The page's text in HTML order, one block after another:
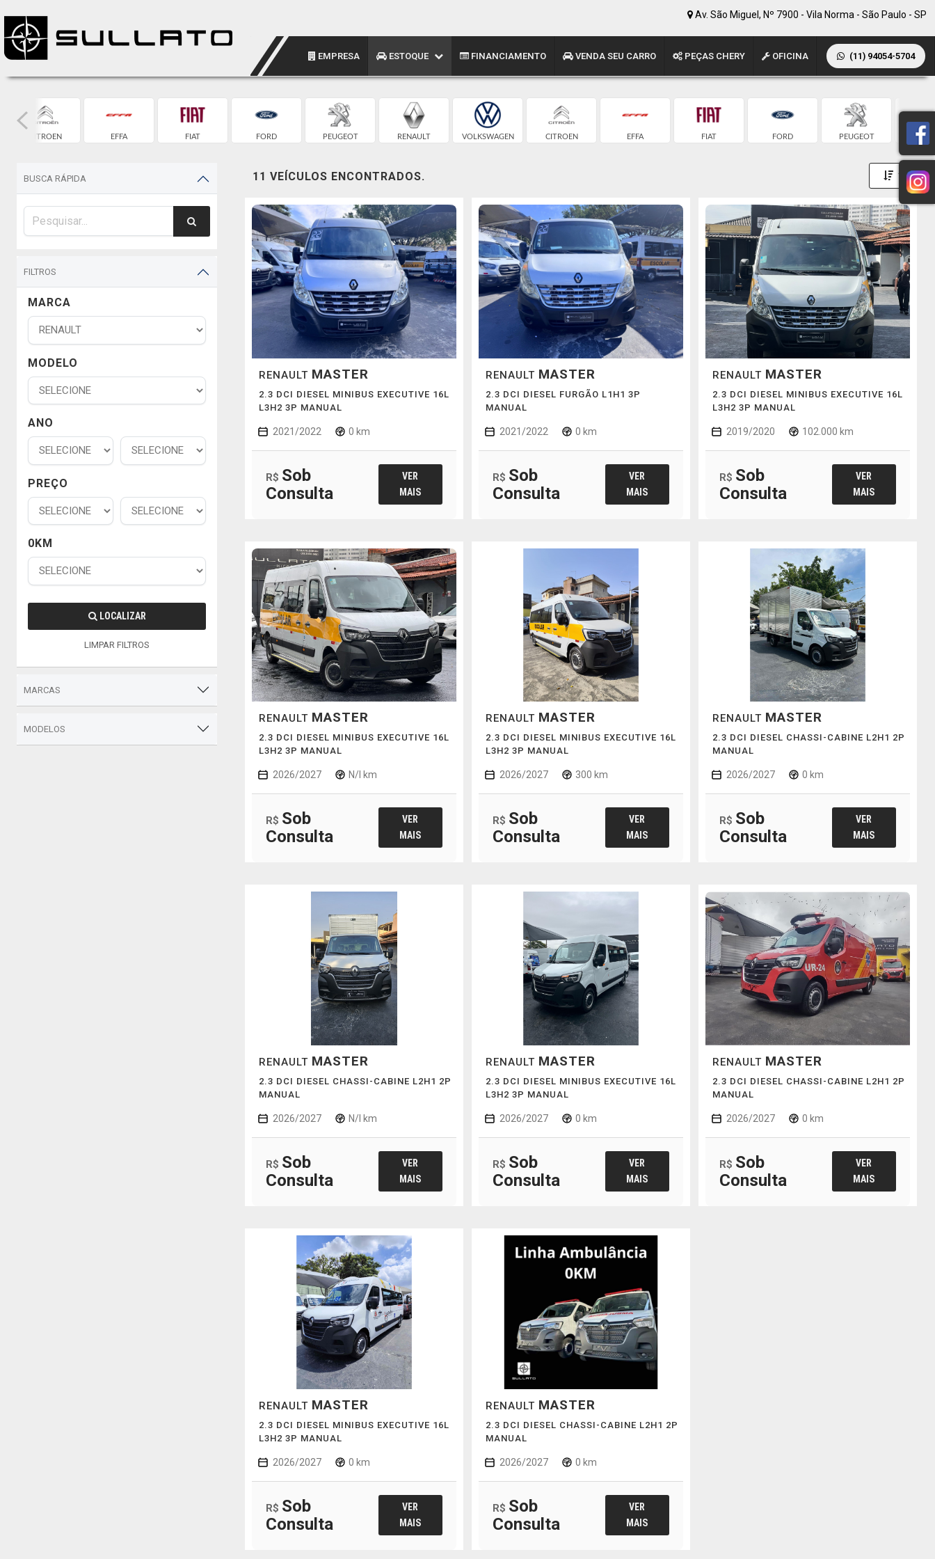
Av. São Miguel, Nº 7900 - Vila Norma - São Paulo - SP
EMPRESA ESTOQUE FINANCIAMENTO VENDA SEU CARRO PEÇAS CHERY OFICINA (11) 94054-5704
CITROEN EFFA FIAT FORD PEUGEOT RENAULT VOLKSWAGEN CITROEN EFFA FIAT FORD PEUGEOT
BUSCA RÁPIDA
FILTROS
MARCA
MODELO
ANO
PREÇO
0KM
LOCALIZAR
LIMPAR FILTROS
MARCAS
MODELOS
11 VEÍCULOS ENCONTRADOS. Toggle
RENAULT MASTER
2.3 DCI DIESEL MINIBUS EXECUTIVE 16L
L3H2 3P MANUAL
2021/2022 0 km
R$ Sob
Consulta
VER
MAIS
RENAULT MASTER
2.3 DCI DIESEL FURGÃO L1H1 3P
MANUAL
2021/2022 0 km
R$ Sob
Consulta
VER
MAIS
RENAULT MASTER
2.3 DCI DIESEL MINIBUS EXECUTIVE 16L
L3H2 3P MANUAL
2019/2020 102.000 km
R$ Sob
Consulta
VER
MAIS
RENAULT MASTER
2.3 DCI DIESEL MINIBUS EXECUTIVE 16L
L3H2 3P MANUAL
2026/2027 N/I km
R$ Sob
Consulta
VER
MAIS
RENAULT MASTER
2.3 DCI DIESEL MINIBUS EXECUTIVE 16L
L3H2 3P MANUAL
2026/2027 300 km
R$ Sob
Consulta
VER
MAIS
RENAULT MASTER
2.3 DCI DIESEL CHASSI-CABINE L2H1 2P
MANUAL
2026/2027 0 km
R$ Sob
Consulta
VER
MAIS
RENAULT MASTER
2.3 DCI DIESEL CHASSI-CABINE L2H1 2P
MANUAL
2026/2027 N/I km
R$ Sob
Consulta
VER
MAIS
RENAULT MASTER
2.3 DCI DIESEL MINIBUS EXECUTIVE 16L
L3H2 3P MANUAL
2026/2027 0 km
R$ Sob
Consulta
VER
MAIS
RENAULT MASTER
2.3 DCI DIESEL CHASSI-CABINE L2H1 2P
MANUAL
2026/2027 0 km
R$ Sob
Consulta
VER
MAIS
RENAULT MASTER
2.3 DCI DIESEL MINIBUS EXECUTIVE 16L
L3H2 3P MANUAL
2026/2027 0 km
R$ Sob
Consulta
VER
MAIS
RENAULT MASTER
2.3 DCI DIESEL CHASSI-CABINE L2H1 2P
MANUAL
2026/2027 0 km
R$ Sob
Consulta
VER
MAIS